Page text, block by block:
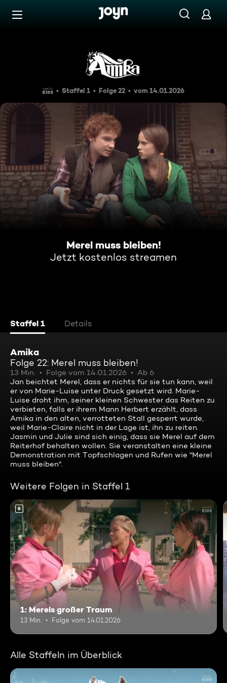
Zum Inhalt springen
Staffel 1 Folge 22 vom 14.01.2026
Merel muss bleiben!
Jetzt kostenlos streamen
Staffel 1 Details
Amika
Folge 22: Merel muss bleiben!
13 Min. Folge vom 14.01.2026
Ab 6
Jan beichtet Merel, dass er nichts für sie tun kann, weil
er von Marie-Luise unter Druck gesetzt wird. Marie-
Luise droht ihm, seiner kleinen Schwester das Reiten zu
verbieten, falls er ihrem Mann Herbert erzählt, dass
Amika in den alten, verrotteten Stall gesperrt wurde,
weil Marie-Claire nicht in der Lage ist, ihn zu reiten.
Jasmin und Julie sind sich einig, dass sie Merel auf dem
Reiterhof behalten wollen. Sie veranstalten eine kleine
Demonstration mit Topfschlagen und Rufen wie "Merel
muss bleiben".
Weitere Folgen in Staffel 1
6
1: Merels großer Traum
13 Min. Folge vom 14.01.2026
Alle Staffeln im Überblick